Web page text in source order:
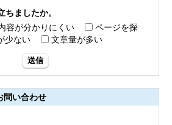
ちましたか。
容が分かりにくい
ページを探
少ない 文章量が多い
送信
問い合わせ